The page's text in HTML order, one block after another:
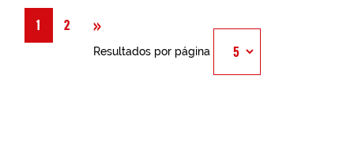
1 2 »
Resultados por página